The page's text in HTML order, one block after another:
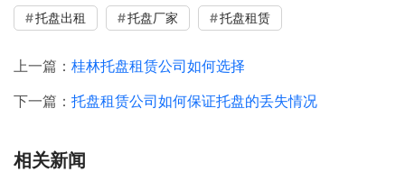
托盘出租 托盘厂家 托盘租赁
上一篇： 桂林托盘租赁公司如何选择
下一篇： 托盘租赁公司如何保证托盘的丢失情况
相关新闻